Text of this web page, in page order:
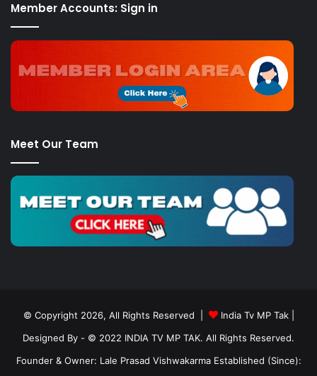
Member Accounts: Sign in
Meet Our Team
© Copyright 2026, All Rights Reserved | India Tv MP Tak|
Designed By - © 2022 INDIA TV MP TAK. All Rights Reserved.
Founder & Owner: Lale Prasad Vishwakarma Established (Since):